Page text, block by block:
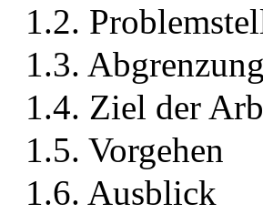
1.2.
1.3. Abgrenzung
1.4. Ziel der
1.5. Vorgehen
1.6. Ausblick